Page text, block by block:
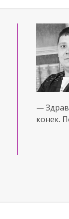
—
конек.